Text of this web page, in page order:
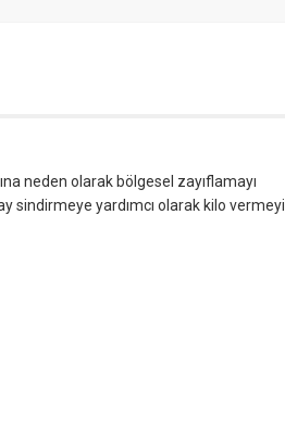
neden olarak bölgesel zayıflamayı
sindirmeye yardımcı olarak kilo vermeyi